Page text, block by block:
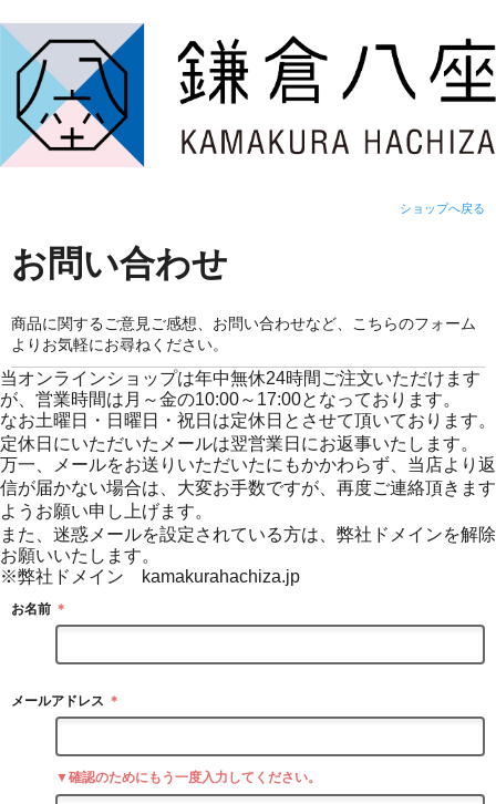
ショップへ戻る
お問い合わせ
商品に関するご意見ご感想、お問い合わせなど、こちらのフォーム
よりお気軽にお尋ねください。
当オンラインショップは年中無休24時間ご注文いただけます
が、営業時間は月～金の10:00～17:00となっております。
なお土曜日・日曜日・祝日は定休日とさせて頂いております。
定休日にいただいたメールは翌営業日にお返事いたします。
万一、メールをお送りいただいたにもかかわらず、当店より返
信が届かない場合は、大変お手数ですが、再度ご連絡頂きます
ようお願い申し上げます。
また、迷惑メールを設定されている方は、弊社ドメインを解除
お願いいたします。
※弊社ドメイン kamakurahachiza.jp
お名前 ＊
メールアドレス ＊
▼確認のためにもう一度入力してください。